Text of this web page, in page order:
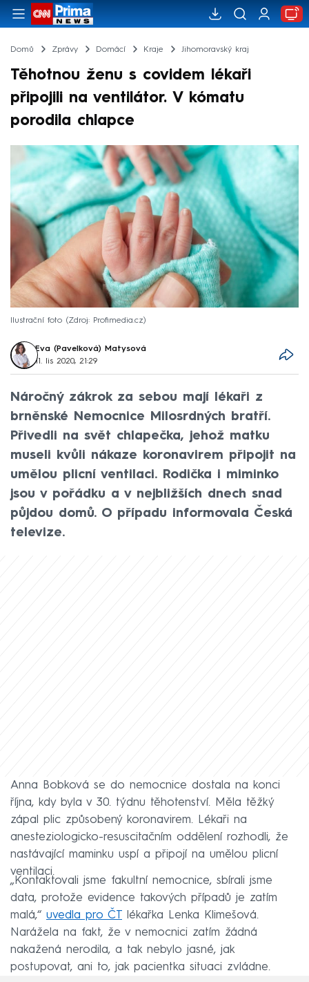
Domů Zprávy Domácí Kraje Jihomoravský kraj
Těhotnou ženu s covidem lékaři
připojili na ventilátor. V kómatu
porodila chlapce
Ilustrační foto Zdroj: Profimedia.cz
Eva (Pavelková) Matysová
11. lis 2020, 21:29
Náročný zákrok za sebou mají lékaři z
brněnské Nemocnice Milosrdných bratří.
Přivedli na svět chlapečka, jehož matku
museli kvůli nákaze koronavirem připojit na
umělou plicní ventilaci. Rodička i miminko
jsou v pořádku a v nejbližších dnech snad
půjdou domů. O případu informovala Česká
televize.
Anna Bobková se do nemocnice dostala na konci
října, kdy byla v 30. týdnu těhotenství. Měla těžký
zápal plic způsobený koronavirem. Lékaři na
anesteziologicko-resuscitačním oddělení rozhodli, že
nastávající maminku uspí a připojí na umělou plicní
ventilaci.
„Kontaktovali jsme fakultní nemocnice, sbírali jsme
data, protože evidence takových případů je zatím
malá,“ uvedla pro ČT lékařka Lenka Klimešová.
Narážela na fakt, že v nemocnici zatím žádná
nakažená nerodila, a tak nebylo jasné, jak
postupovat, ani to, jak pacientka situaci zvládne.